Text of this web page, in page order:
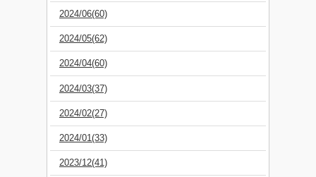
2024/06(60)
2024/05(62)
2024/04(60)
2024/03(37)
2024/02(27)
2024/01(33)
2023/12(41)